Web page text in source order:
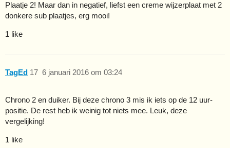
Plaatje 2! Maar dan in negatief, liefst een creme wijzerplaat met 2
donkere sub plaatjes, erg mooi!
1 like
TagEd 6 januari 2016 om 03:24
17
Chrono 2 en duiker. Bij deze chrono 3 mis ik iets op de 12 uur-
positie. De rest heb ik weinig tot niets mee. Leuk, deze
vergelijking!
1 like